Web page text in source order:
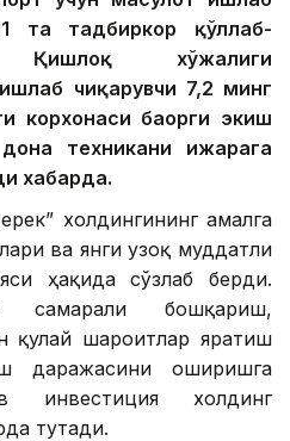
та тадбиркор қўллаб-
Қишлоқ хўжалиги
чиқарувчи 7,2 минг
корхонаси баҳорги экиш
техникани ижарага
хабарда.
холдингининг амалга
ва янги узоқ муддатли
ҳақида сўзлаб берди.
самарали бошқариш,
қулай шароитлар яратиш
даражасини оширишга
инвестиция холдинг
тутади.